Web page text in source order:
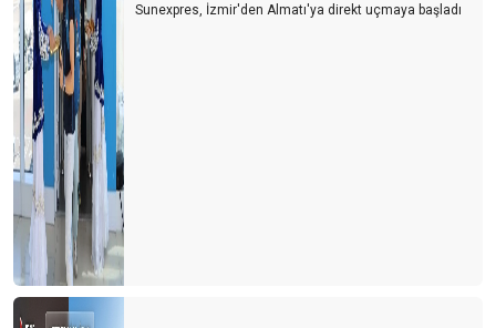
Sunexpres, İzmir'den Almatı'ya direkt uçmaya başladı